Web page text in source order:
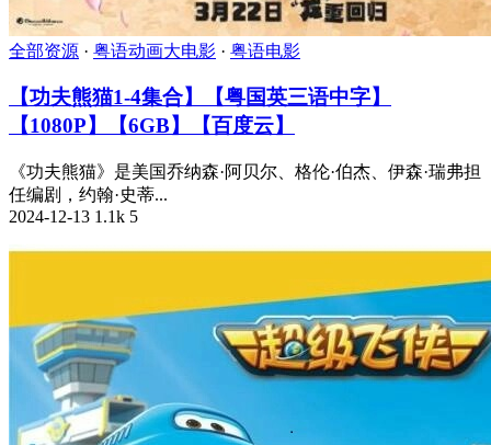
全部资源 · 粤语动画大电影 · 粤语电影
【功夫熊猫1-4集合】【粤国英三语中字】
【1080P】【6GB】【百度云】
《功夫熊猫》是美国乔纳森·阿贝尔、格伦·伯杰、伊森·瑞弗担
任编剧，约翰·史蒂...
2024-12-13 1.1k 5